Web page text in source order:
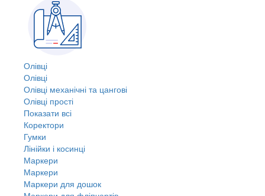
Олівці
Олівці
Олівці механічні та цангові
Олівці прості
Показати всі
Коректори
Гумки
Лінійки і косинці
Маркери
Маркери
Маркери для дошок